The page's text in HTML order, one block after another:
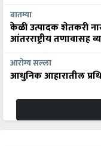
बातम्या
केळी उत्पादक शेतकरी
आंतरराष्ट्रीय तणावासह
आरोग्य सल्ला
आधुनिक आहारातील